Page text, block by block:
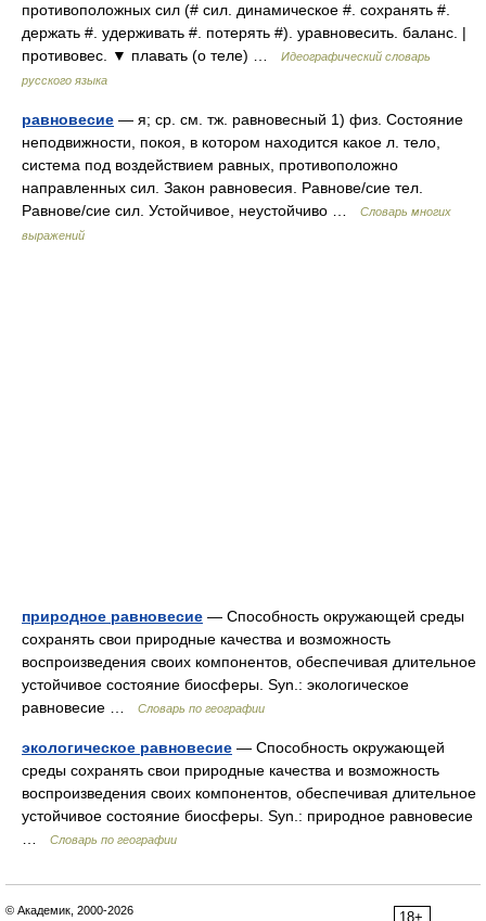
противоположных сил (# сил. динамическое #. сохранять #.
держать #. удерживать #. потерять #). уравновесить. баланс. |
противовес. ▼ плавать (о теле) …
Идеографический словарь
русского языка
равновесие — я; ср. см. тж. равновесный 1) физ. Состояние
неподвижности, покоя, в котором находится какое л. тело,
система под воздействием равных, противоположно
направленных сил. Закон равновесия. Равнове/сие тел.
Равнове/сие сил. Устойчивое, неустойчиво …
Словарь многих
выражений
природное равновесие — Способность окружающей среды
сохранять свои природные качества и возможность
воспроизведения своих компонентов, обеспечивая длительное
устойчивое состояние биосферы. Syn.: экологическое
равновесие …
Словарь по географии
экологическое равновесие — Способность окружающей
среды сохранять свои природные качества и возможность
воспроизведения своих компонентов, обеспечивая длительное
устойчивое состояние биосферы. Syn.: природное равновесие
Словарь по географии
18+
© Академик, 2000-2026